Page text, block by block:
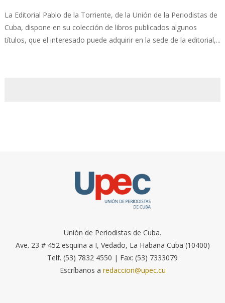
La Editorial Pablo de la Torriente, de la Unión de la Periodistas de
Cuba, dispone en su colección de libros publicados algunos
títulos, que el interesado puede adquirir en la sede de la editorial,...
Unión de Periodistas de Cuba.
Ave. 23 # 452 esquina a I, Vedado, La Habana Cuba (10400)
Telf. (53) 7832 4550 | Fax: (53) 7333079
Escríbanos a redaccion@upec.cu